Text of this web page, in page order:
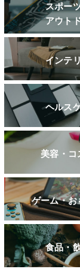
スポー
アウト
インテ
ヘルス
美容・コ
ゲーム・お
食品・